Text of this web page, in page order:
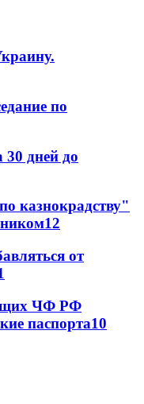
по
дней до
казнокрадству"
12
от
ЧФ РФ
паспорта10